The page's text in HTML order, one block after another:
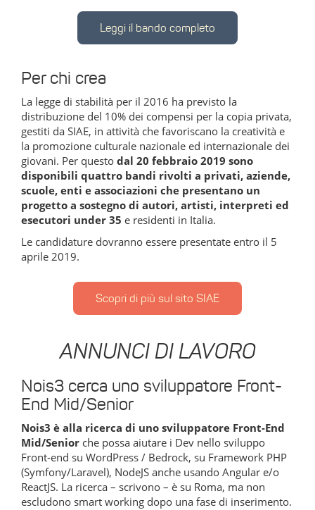
Leggi il bando completo
Per chi crea
La legge di stabilità per il 2016 ha previsto la
distribuzione del 10% dei compensi per la copia privata,
gestiti da SIAE, in attività che favoriscano la creatività e
la promozione culturale nazionale ed internazionale dei
giovani. Per questo dal 20 febbraio 2019 sono
disponibili quattro bandi rivolti a privati, aziende,
scuole, enti e associazioni che presentano un
progetto a sostegno di autori, artisti, interpreti ed
esecutori under 35 e residenti in Italia.
Le candidature dovranno essere presentate entro il 5
aprile 2019.
Scopri di più sul sito SIAE
ANNUNCI DI LAVORO
Nois3 cerca uno sviluppatore Front-
End Mid/Senior
Nois3 è alla ricerca di uno sviluppatore Front-End
Mid/Senior che possa aiutare i Dev nello sviluppo
Front-end su WordPress / Bedrock, su Framework PHP
(Symfony/Laravel), NodeJS anche usando Angular e/o
ReactJS. La ricerca – scrivono – è su Roma, ma non
escludono smart working dopo una fase di inserimento.